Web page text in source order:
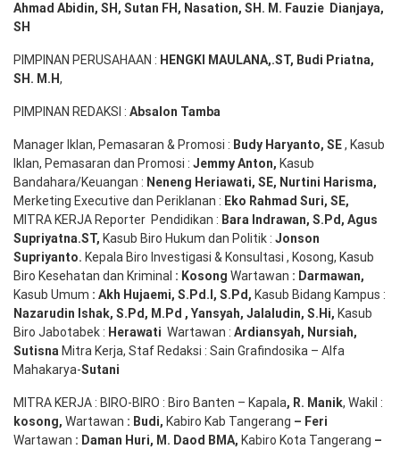
Ahmad Abidin, SH, Sutan FH, Nasation, SH. M. Fauzie Dianjaya,
SH
PIMPINAN PERUSAHAAN : HENGKI MAULANA,.ST, Budi Priatna,
SH . M.H,
PIMPINAN REDAKSI : Absalon Tamba
Manager Iklan, Pemasaran & Promosi : Budy Haryanto, SE, Kasub
Iklan, Pemasaran dan Promosi : Jemmy Anton, Kasub
Bandahara/Keuangan : Neneng Heriawati, SE, Nurtini Harisma,
Merketing Executive dan Periklanan : Eko Rahmad Suri, SE,
MITRA KERJA Reporter Pendidikan : Bara Indrawan, S.Pd , Agus
Supriyatna.ST, Kasub Biro Hukum dan Politik : Jonson
Supriyanto. Kepala Biro Investigasi & Konsultasi , Kosong, Kasub
Biro Kesehatan dan Kriminal : Kosong Wartawan : Darmawan,
Kasub Umum : Akh Hujaemi, S.Pd.I, S.Pd , Kasub Bidang Kampus :
Nazarudin Ishak, S.Pd , M.Pd , Yansyah, Jalaludin, S.Hi, Kasub
Biro Jabotabek : Herawati Wartawan : Ardiansyah, Nursiah,
Sutisna Mitra Kerja, Staf Redaksi : Sain Grafindosika – Alfa
Mahakarya-Sutani
MITRA KERJA : BIRO-BIRO : Biro Banten – Kapala, R. Manik, Wakil :
kosong, Wartawan : Budi, Kabiro Kab Tangerang – Feri
Wartawan : Daman Huri, M. Daod BMA, Kabiro Kota Tangerang –